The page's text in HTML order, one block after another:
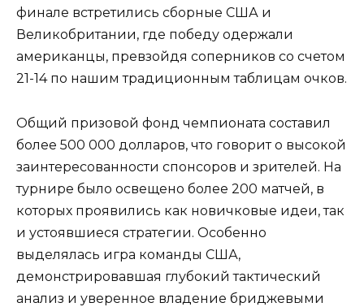
финале встретились сборные США и
Великобритании, где победу одержали
американцы, превзойдя соперников со счетом
21-14 по нашим традиционным таблицам очков.
Общий призовой фонд чемпионата составил
более 500 000 долларов, что говорит о высокой
заинтересованности спонсоров и зрителей. На
турнире было освещено более 200 матчей, в
которых проявились как новичковые идеи, так
и устоявшиеся стратегии. Особенно
выделялась игра команды США,
демонстрировавшая глубокий тактический
анализ и уверенное владение бриджевыми